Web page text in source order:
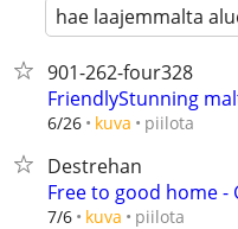
hae laajemmalta
901-262-four328
FriendlyStunning
6/26 kuva piilota
Destrehan
Free to good home -
7/6 kuva piilota